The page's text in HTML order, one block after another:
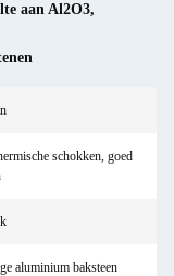
aan Al2O3,
schokken, goed
aluminium baksteen